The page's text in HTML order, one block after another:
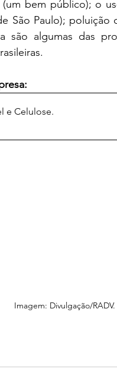
São Paulo); poluição
são algumas das
e Celulose.
Imagem: Divulgação/RADV.